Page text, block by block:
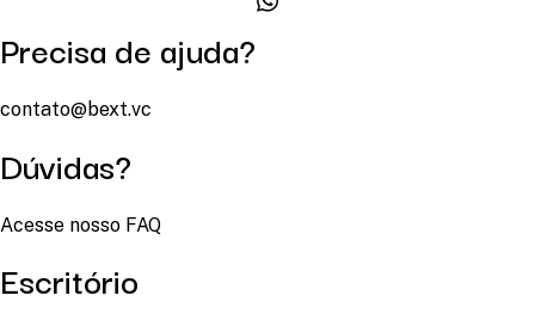
Precisa de ajuda?
contato@bext.vc
Dúvidas?
Acesse nosso FAQ
Escritório